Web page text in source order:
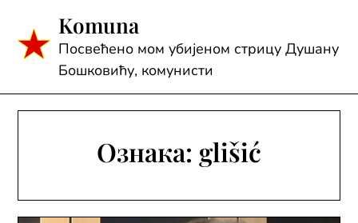
content
Komuna
Посвећено мом убијеном стрицу Душану
Бошковићу, комунисти
Ознака: glišić